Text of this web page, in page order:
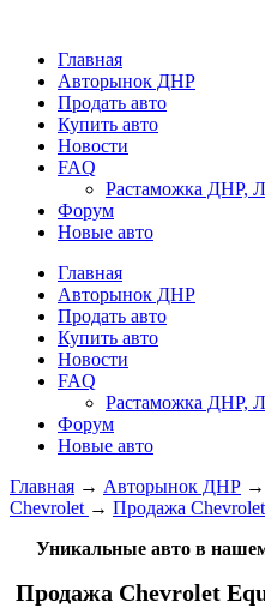
Главная
Авторынок ДНР
Продать авто
Купить авто
Новости
FAQ
Растаможка ДНР,
Форум
Новые авто
Главная
Авторынок ДНР
Продать авто
Купить авто
Новости
FAQ
Растаможка ДНР,
Форум
Новые авто
Главная → Авторынок ДНР →
Chevrolet → Продажа
Уникальные авто в
Продажа Chevrolet